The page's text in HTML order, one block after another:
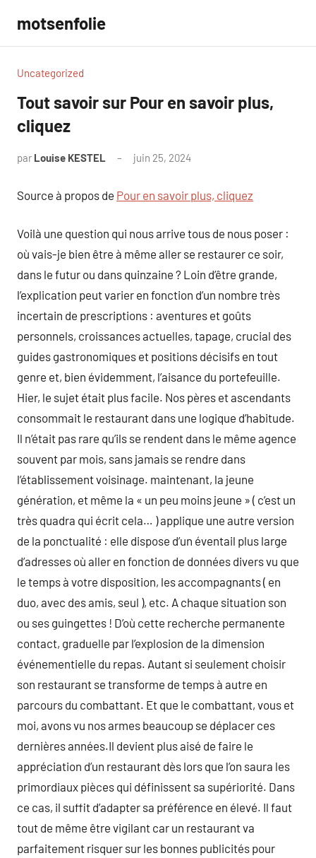
contenu
motsenfolie
Uncategorized
Tout savoir sur Pour en savoir plus,
cliquez
par Louise KESTEL juin 25, 2024
Source à propos de Pour en savoir plus, cliquez
Voilà une question qui nous arrive tous de nous poser :
où vais-je bien être à même aller se restaurer ce soir,
dans le futur ou dans quinzaine ? Loin d’être grande,
l’explication peut varier en fonction d’un nombre très
incertain de prescriptions : aventures et goûts
personnels, croissances actuelles, tapage, crucial des
guides gastronomiques et positions décisifs en tout
genre et, bien évidemment, l’aisance du portefeuille.
Hier, le sujet était plus facile. Nos pères et ascendants
consommait le restaurant dans une logique d’habitude.
Il n’était pas rare qu’ils se rendent dans le même agence
souvent par mois, sans jamais se rendre dans
l’établissement voisinage. maintenant, la jeune
génération, et même la « un peu moins jeune » ( c’est un
très quadra qui écrit cela… ) applique une autre version
de la ponctualité : elle dispose d’un éventail plus large
d’adresses où aller en fonction de données divers vu que
le temps à votre disposition, les accompagnants ( en
duo, avec des amis, seul ), etc. A chaque situation son
ou ses guingettes ! D’où cette recherche permanente
contact, graduelle par l’explosion de la dimension
événementielle du repas. Autant si seulement choisir
son restaurant se transforme de temps à autre en
parcours du combattant. Et que le combattant, vous et
moi, avons vu nos armes beaucoup se déplacer ces
dernières années.Il devient plus aisé de faire le
appréciation d’un restaurant dès lors que l’on saura les
primordiaux pièces qui définissent sa supériorité. Dans
ce cas, il suffit d’adapter sa préférence en élevé. Il faut
tout de même être vigilant car un restaurant va
parfaitement risquer sur les bonnes publicités pour